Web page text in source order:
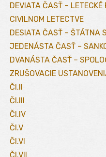
DEVIATA ČASŤ –
CIVILNOM LETECTVE
DESIATA ČASŤ – ŠTÁTNA
JEDENÁSTA ČASŤ –
DVANÁSTA ČASŤ –
ZRUŠOVACIE
Čl.II
Čl.III
Čl.IV
Čl.V
Čl.VI
Čl.VII